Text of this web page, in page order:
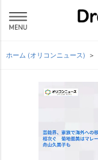
ホーム (オリコンニュース)